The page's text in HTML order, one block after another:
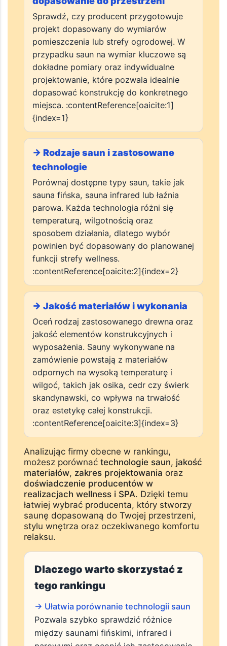
→ Indywidualny projekt i
dopasowanie do przestrzeni
Sprawdź, czy producent przygotowuje
projekt dopasowany do wymiarów
pomieszczenia lub strefy ogrodowej. W
przypadku saun na wymiar kluczowe są
dokładne pomiary oraz indywidualne
projektowanie, które pozwala idealnie
dopasować konstrukcję do konkretnego
miejsca. :contentReference[oaicite:1]
{index=1}
→ Rodzaje saun i zastosowane
technologie
Porównaj dostępne typy saun, takie jak
sauna fińska, sauna infrared lub łaźnia
parowa. Każda technologia różni się
temperaturą, wilgotnością oraz
sposobem działania, dlatego wybór
powinien być dopasowany do planowanej
funkcji strefy wellness.
:contentReference[oaicite:2]{index=2}
→ Jakość materiałów i wykonania
Oceń rodzaj zastosowanego drewna oraz
jakość elementów konstrukcyjnych i
wyposażenia. Sauny wykonywane na
zamówienie powstają z materiałów
odpornych na wysoką temperaturę i
wilgoć, takich jak osika, cedr czy świerk
skandynawski, co wpływa na trwałość
oraz estetykę całej konstrukcji.
Analizując firmy obecne w rankingu,
możesz porównaćtechnologie saun
materiałów, zakres projektowaniaoraz
doświadczenie producentów w
realizacjach wellness i SPA. Dzięki temu
łatwiej wybrać producenta, który stworzy
saunę dopasowaną do Twojej przestrzeni,
relaksu.
Dlaczego warto skorzystać z
tego rankingu
→ Ułatwia porównanie technologii saun
Pozwala szybko sprawdzić różnice